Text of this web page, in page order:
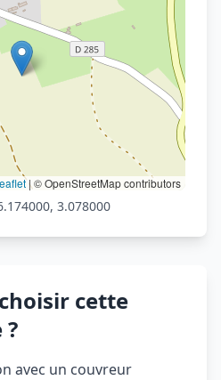
|© OpenStreetMap contributors
3.078000
cette
avec un couvreur